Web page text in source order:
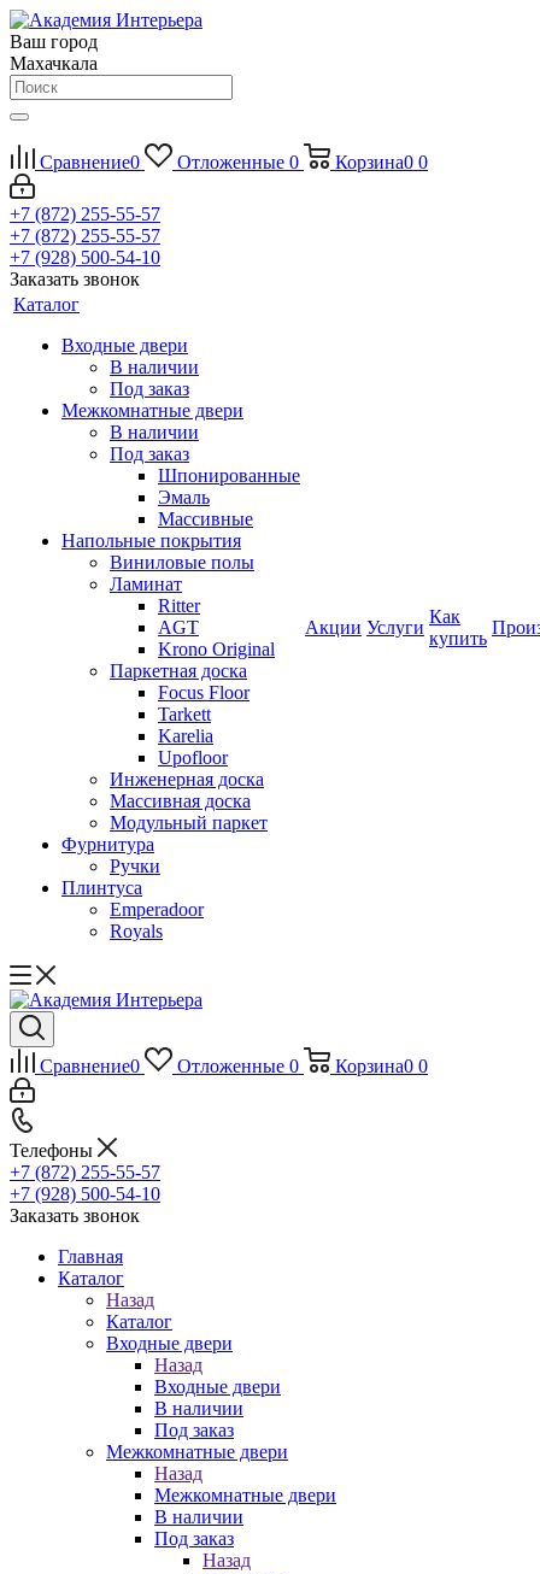
Ваш город
Махачкала
Сравнение0 Отложенные 0 Корзина0 0
+7 (872) 255-55-57
+7 (872) 255-55-57
+7 (928) 500-54-10
Заказать звонок
Каталог
Входные двери
В наличии
Под заказ
Межкомнатные двери
В наличии
Под заказ
Шпонированные
Эмаль
Массивные
Напольные покрытия
Виниловые полы
Ламинат
Ritter
AGT
Krono Original
Паркетная доска
Focus Floor
Tarkett
Karelia
Upofloor
Инженерная доска
Массивная доска
Модульный паркет
Фурнитура
Ручки
Плинтуса
Emperadoor
Royals
Акции Услуги
Как
купить
Сравнение0 Отложенные 0 Корзина0 0
Телефоны
+7 (872) 255-55-57
+7 (928) 500-54-10
Заказать звонок
Главная
Каталог
Назад
Каталог
Входные двери
Назад
Входные двери
В наличии
Под заказ
Межкомнатные двери
Назад
Межкомнатные двери
В наличии
Под заказ
Назад